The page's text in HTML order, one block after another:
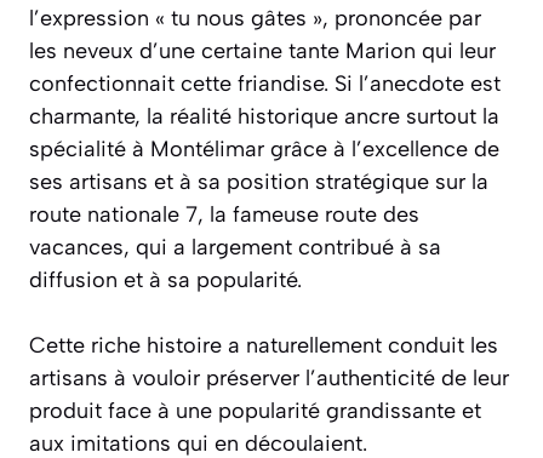
l’expression « tu nous gâtes », prononcée par
les neveux d’une certaine tante Marion qui leur
confectionnait cette friandise. Si l’anecdote est
charmante, la réalité historique ancre surtout la
spécialité à Montélimar grâce à l’excellence de
ses artisans et à sa position stratégique sur la
route nationale 7, la fameuse route des
vacances, qui a largement contribué à sa
diffusion et à sa popularité.
Cette riche histoire a naturellement conduit les
artisans à vouloir préserver l’authenticité de leur
produit face à une popularité grandissante et
aux imitations qui en découlaient.